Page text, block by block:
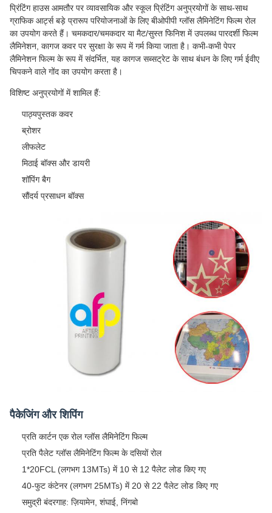
प्रिंटिंग हाउस आमतौर पर व्यावसायिक और स्कूल प्रिंटिंग अनुप्रयोगों के साथ-साथ
ग्राफिक आर्ट्स बड़े प्रारूप परियोजनाओं के लिए बीओपीपी ग्लॉस लैमिनेटिंग फिल्म रोल
का उपयोग करते हैं। चमकदार/चमकदार या मैट/सुस्त फिनिश में उपलब्ध पारदर्शी फिल्म
लैमिनेशन, कागज कवर पर सुरक्षा के रूप में गर्म किया जाता है। कभी-कभी पेपर
लैमिनेशन फिल्म के रूप में संदर्भित, यह कागज सब्सट्रेट के साथ बंधन के लिए गर्म ईवीए
चिपकने वाले गोंद का उपयोग करता है।
विशिष्ट अनुप्रयोगों में शामिल हैं:
पाठ्यपुस्तक कवर
ब्रोशर
लीफलेट
मिठाई बॉक्स और डायरी
शॉपिंग बैग
सौंदर्य प्रसाधन बॉक्स
पैकेजिंग और शिपिंग
प्रति कार्टन एक रोल ग्लॉस लैमिनेटिंग फिल्म
प्रति पैलेट ग्लॉस लैमिनेटिंग फिल्म के दसियों रोल
1*20FCL (लगभग 13MTs) में 10 से 12 पैलेट लोड किए गए
40-फुट कंटेनर (लगभग 25MTs) में 20 से 22 पैलेट लोड किए गए
समुद्री बंदरगाह: ज़ियामेन, शंघाई, निंगबो